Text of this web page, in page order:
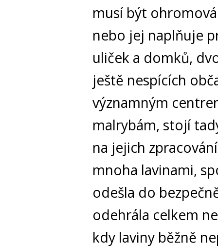
musí být
nebo jej naplňuje
uliček a domků,
ještě nespících
významným
malrybám, stojí
na jejich
mnoha lavinami,
odešla do
odehrála celkem
kdy laviny běžně